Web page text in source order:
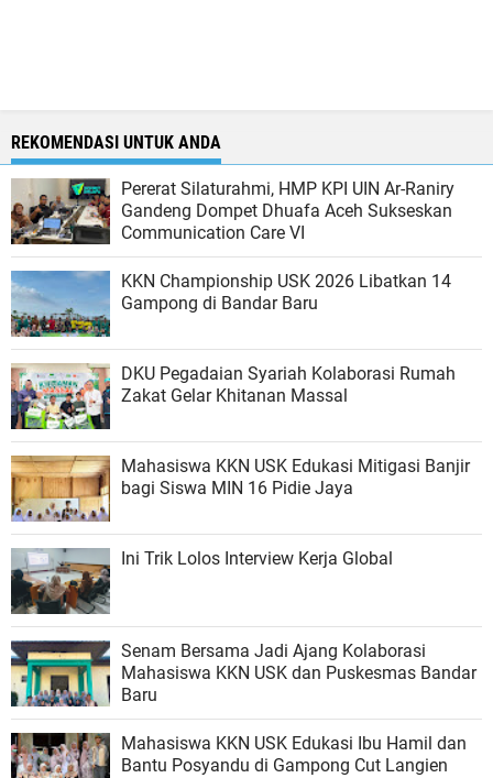
REKOMENDASI UNTUK ANDA
Pererat Silaturahmi, HMP KPI UIN Ar-Raniry
Gandeng Dompet Dhuafa Aceh Sukseskan
Communication Care VI
KKN Championship USK 2026 Libatkan 14
Gampong di Bandar Baru
DKU Pegadaian Syariah Kolaborasi Rumah
Zakat Gelar Khitanan Massal
Mahasiswa KKN USK Edukasi Mitigasi Banjir
bagi Siswa MIN 16 Pidie Jaya
Ini Trik Lolos Interview Kerja Global
Senam Bersama Jadi Ajang Kolaborasi
Mahasiswa KKN USK dan Puskesmas Bandar
Baru
Mahasiswa KKN USK Edukasi Ibu Hamil dan
Bantu Posyandu di Gampong Cut Langien